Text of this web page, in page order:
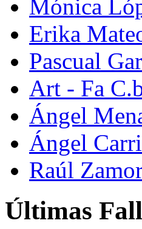
Mónica
Erika
Pascual
Art - Fa
Ángel
Ángel
Raúl
Últimas